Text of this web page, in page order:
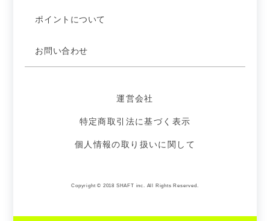
ポイントについて
お問い合わせ
運営会社
特定商取引法に基づく表示
個人情報の取り扱いに関して
Copyright © 2018 SHAFT inc. All Rights Reserved.